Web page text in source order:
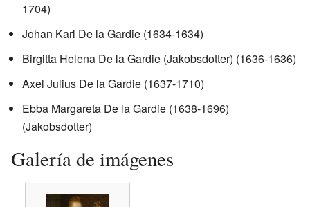
1704)
Johan Karl De la Gardie (1634-1634)
Birgitta Helena De la Gardie (Jakobsdotter) (1636-1636)
Axel Julius De la Gardie (1637-1710)
Ebba Margareta De la Gardie (1638-1696)
(Jakobsdotter)
Galería de imágenes